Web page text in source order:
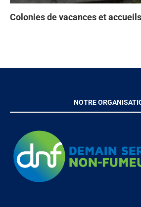
Colonies de vacances et
NOTRE